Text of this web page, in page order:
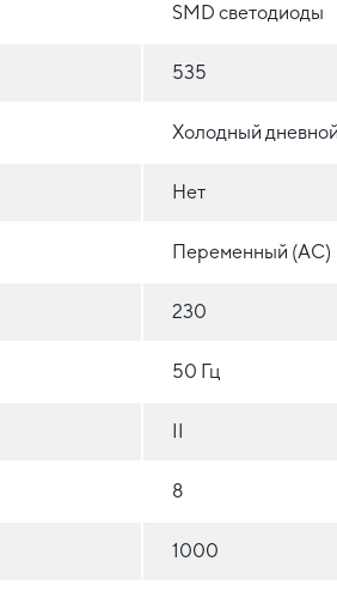
SMD светодиоды
535
Холодный
Нет
Переменный (AC)
230
50 Гц
8
1000